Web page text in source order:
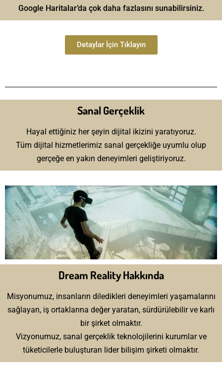
Google Haritalar’da çok daha fazlasını sunabilirsiniz.
Detaylar İçin Tıklayın
Sanal Gerçeklik
Hayal ettiğiniz her şeyin dijital ikizini yaratıyoruz.
Tüm dijital hizmetlerimiz sanal gerçekliğe uyumlu olup
gerçeğe en yakın deneyimleri geliştiriyoruz.
Dream Reality Hakkında
Misyonumuz, insanların diledikleri deneyimleri yaşamalarını
sağlayan, iş ortaklarına değer yaratan, sürdürülebilir ve karlı
bir şirket olmaktır.
Vizyonumuz, sanal gerçeklik teknolojilerini kurumlar ve
tüketicilerle buluşturan lider bilişim şirketi olmaktır.